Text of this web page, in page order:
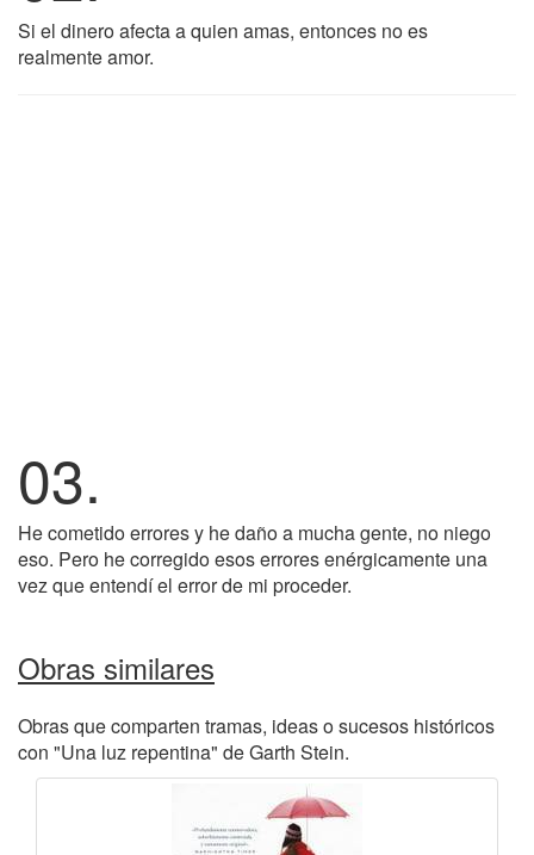
Si el dinero afecta a quien amas, entonces no es
realmente amor.
03.
He cometido errores y he daño a mucha gente, no niego
eso. Pero he corregido esos errores enérgicamente una
vez que entendí el error de mi proceder.
Obras similares
Obras que comparten tramas, ideas o sucesos históricos
con "Una luz repentina" de Garth Stein.